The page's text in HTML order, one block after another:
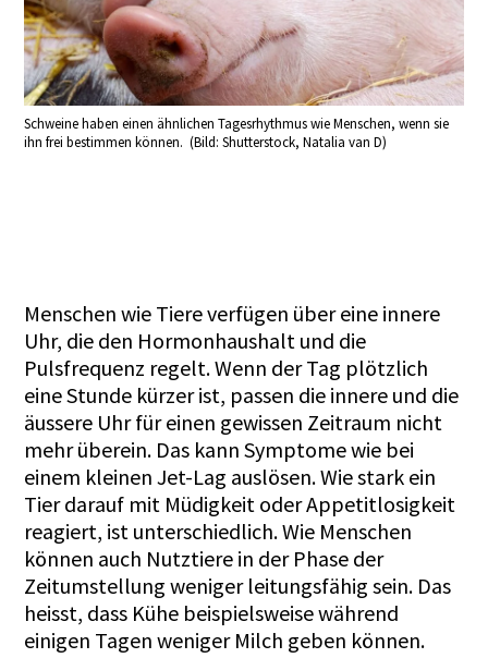
Schweine haben einen ähnlichen Tagesrhythmus wie Menschen, wenn sie
ihn frei bestimmen können. (Bild: Shutterstock, Natalia van D)
Menschen wie Tiere verfügen über eine innere
Uhr, die den Hormonhaushalt und die
Pulsfrequenz regelt. Wenn der Tag plötzlich
eine Stunde kürzer ist, passen die innere und die
äussere Uhr für einen gewissen Zeitraum nicht
mehr überein. Das kann Symptome wie bei
einem kleinen Jet-Lag auslösen. Wie stark ein
Tier darauf mit Müdigkeit oder Appetitlosigkeit
reagiert, ist unterschiedlich. Wie Menschen
können auch Nutztiere in der Phase der
Zeitumstellung weniger leitungsfähig sein. Das
heisst, dass Kühe beispielsweise während
einigen Tagen weniger Milch geben können.